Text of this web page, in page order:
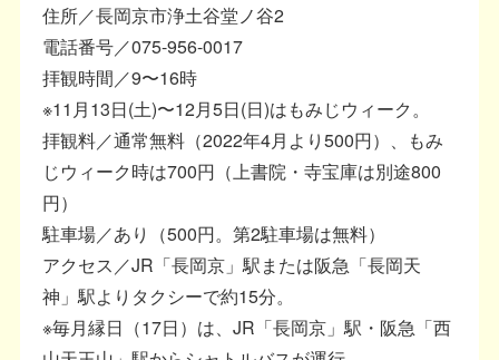
住所／長岡京市浄土谷堂ノ谷2
電話番号／075-956-0017
拝観時間／9〜16時
※11月13日(土)〜12月5日(日)はもみじウィーク。
拝観料／通常無料（2022年4月より500円）、もみ
じウィーク時は700円（上書院・寺宝庫は別途800
円）
駐車場／あり（500円。第2駐車場は無料）
アクセス／JR「長岡京」駅または阪急「長岡天
神」駅よりタクシーで約15分。
※毎月縁日（17日）は、JR「長岡京」駅・阪急「西